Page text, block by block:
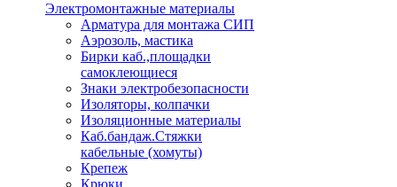
Электромонтажные материалы
Арматура для монтажа СИП
Аэрозоль, мастика
Бирки каб.,площадки
самоклеющиеся
Знаки электробезопасности
Изоляторы, колпачки
Изоляционные материалы
Каб.бандаж.Стяжки
кабельные (хомуты)
Крепеж